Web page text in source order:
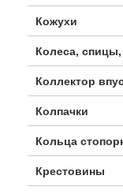
Кожухи
Колеса,
Коллектор
Колпачки
Кольца
Крестовины